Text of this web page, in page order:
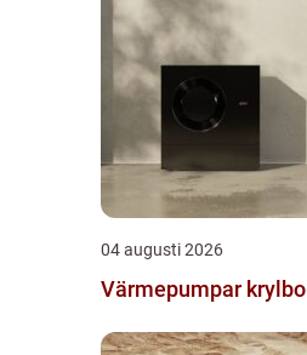
04 augusti 2026
Värmepumpar krylbo